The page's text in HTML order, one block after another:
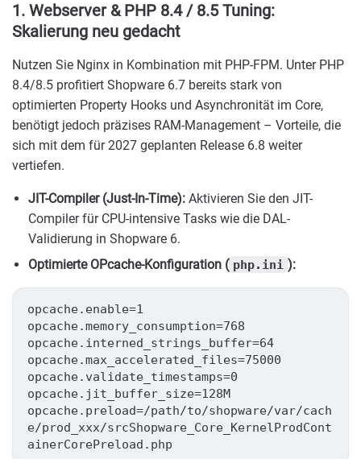
1. Webserver & PHP 8.4 / 8.5 Tuning:
Skalierung neu gedacht
Nutzen Sie Nginx in Kombination mit PHP-FPM. Unter PHP
8.4/8.5 profitiert Shopware 6.7 bereits stark von
optimierten Property Hooks und Asynchronität im Core,
benötigt jedoch präzises RAM-Management – Vorteile, die
sich mit dem für 2027 geplanten Release 6.8 weiter
vertiefen.
JIT-Compiler (Just-In-Time): Aktivieren Sie den JIT-
Compiler für CPU-intensive Tasks wie die DAL-
Validierung in Shopware 6.
Optimierte OPcache-Konfiguration ( php.ini ):
opcache.enable=1
opcache.memory_consumption=768
opcache.interned_strings_buffer=64
opcache.max_accelerated_files=75000
opcache.validate_timestamps=0
opcache.jit_buffer_size=128M
opcache.preload=/path/to/shopware/var/cach
e/prod_xxx/srcShopware_Core_KernelProdCont
ainerCorePreload.php